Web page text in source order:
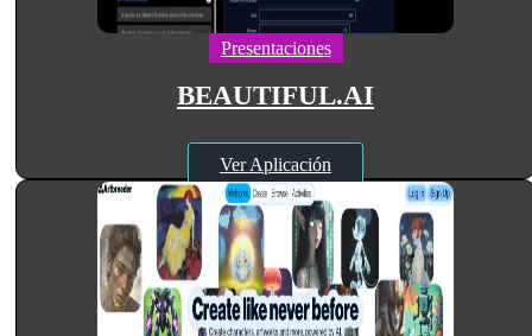
Presentaciones
BEAUTIFUL.AI
Ver Aplicación